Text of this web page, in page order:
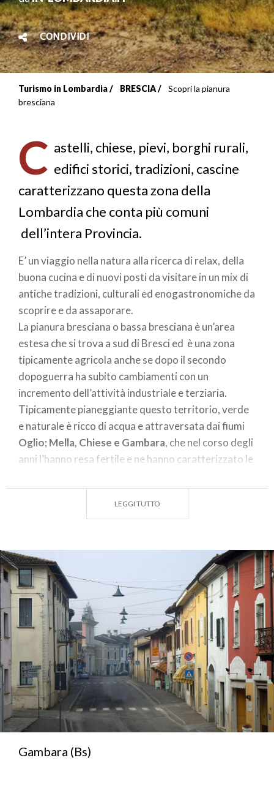
CONDIVIDI
Briciole
pane
Turismo in Lombardia BRESCIA
Scopri la pianura
bresciana
C astelli, chiese, pievi, borghi rurali,
edifici storici, tradizioni, cascine
caratterizzano questa zona della
Lombardia che conta più comuni
dell’intera Provincia.
E’ un viaggio nella natura alla ricerca di relax, della
buona cucina e di nuovi posti da visitare in un mix di
antiche tradizioni, culturali ed enogastronomiche da
scoprire e da assaporare.
La pianura bresciana o bassa bresciana è un’area
estesa che si trova a sud di Bresci ed è una zona
tipicamente agricola anche se dopo il secondo
dopoguerra ha subito cambiamenti con un
incremento dell’attività industriale e terziaria.
Tipicamente pianeggiante questo territorio, verde
e naturale è ricco di acqua e attraversata dai fiumi
Oglio; Mella, Chiese e Gambara, che nel corso degli
anni l’hanno resa fertile e ne hanno caratterizzato le
La pianura bresciana ha un ambiente naturale ideale
per itinerari immersi nel verde, percorsi naturalistici
LEGGI TUTTO
Gambara (Bs)